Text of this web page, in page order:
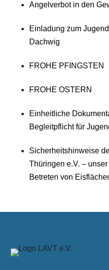
Angelverbot in den
Einladung zum
Dachwig
FROHE PFINGSTEN
FROHE OSTERN
Einheitliche
Begleitpflicht für
Sicherheitshinweise
Thüringen e.V. –
Betreten von